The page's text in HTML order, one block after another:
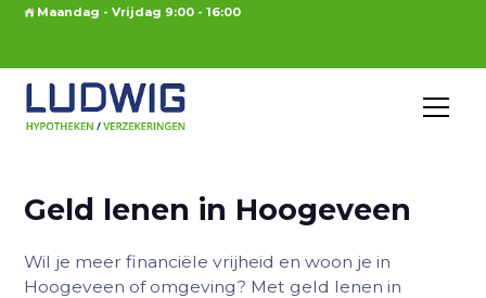
Maandag - Vrijdag 9:00 - 16:00
Geld lenen in Hoogeveen
Wil je meer financiële vrijheid en woon je in
Hoogeveen of omgeving? Met geld lenen in